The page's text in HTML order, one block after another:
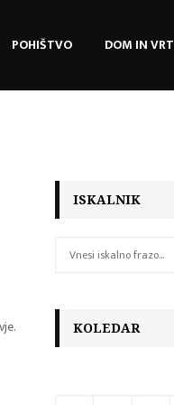
POHIŠTVO DOM IN VRT
ISKALNIK
KOLEDAR